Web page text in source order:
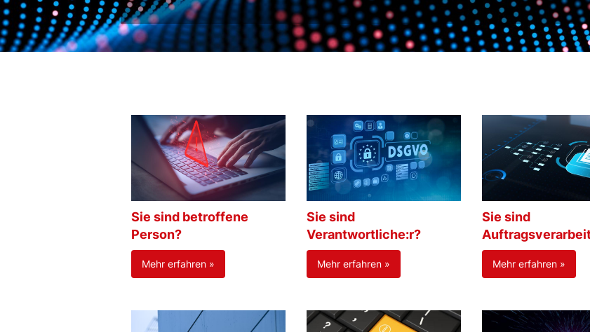
Sie sind betroffene
Person?
Mehr erfahren »
Sie sind
Verantwortliche:r?
Mehr erfahren »
Sie sind
Mehr erfahren »